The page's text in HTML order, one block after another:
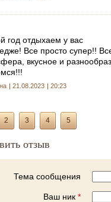
год отдыхаем у вас
Все просто супер!!
вкусное и
21.08.2023 20:23
2 3 4 5
отзыв
Тема сообщения
Ваш ник *